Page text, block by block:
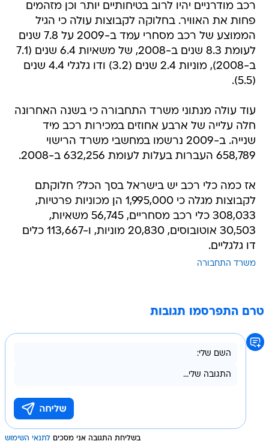
רכב מודרניים יהיו לרוב בטיחותיים יותר וכן מזהמים
פחות את האוויר. בחלוקה לקבוצות עולה כי הגיל
הממוצע של רכב מסחרי עמד ב-2009 על 7.8 שנים
לעומת 8.3 שנים ב-2008, של משאיות 6.4 שנים (7.1
ב-2008), מוניות 2.4 שנים (3.2) ודו גלגלי 4.4 שנים
(5.5).
עוד עולה מנתוני משרד התחבורה כי בשנה האחרונה
חלה עלייה של ארבע אחוזים במכירות רכב מיד
שנייה. ב-2009 נרשמו במחשבי משרד הרישוי
658,789 העברות בעלות לעומת 632,256 ב-2008.
אז כמה כלי רכב יש בישראל בסך הכל? חלוקתם
לקבוצות מגלה כי 1,995,000 הן מכוניות פרטיות,
308,033 כלי רכב מסחריים, 56,745 משאיות,
30,503 אוטובוסים, 20,830 מוניות, ו-113,667 כלים
דו גלגליים.
משרד התחבורה
טרם התפרסמו תגובות
בשליחת התגובה אני מסכים לתנאי השימוש